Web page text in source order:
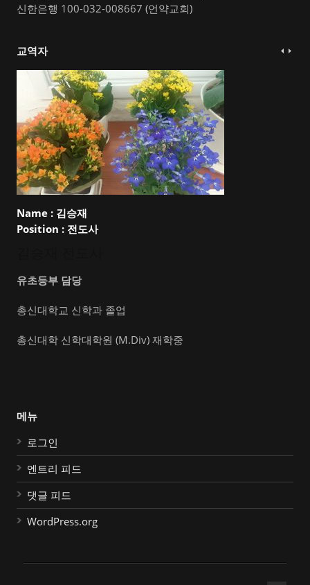
신한은행 100-032-008667 (언약교회)
교역자
Name : 김승재
Position : 전도사
유초등부 담당
총신대학교 신학과 졸업
총신대학 신학대학원 (M.Div) 재학중
메뉴
로그인
엔트리 피드
댓글 피드
WordPress.org